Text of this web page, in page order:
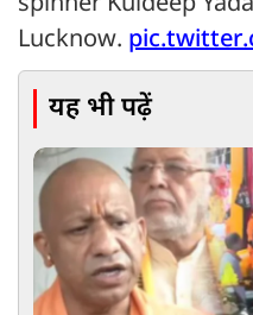
Lucknow.
यह भी पढ़ें